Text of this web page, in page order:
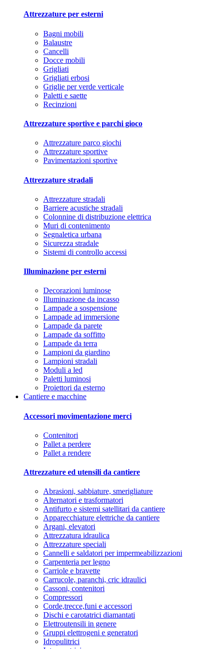
Attrezzature per esterni
Bagni mobili
Balaustre
Cancelli
Docce mobili
Grigliati
Grigliati erbosi
Griglie per verde verticale
Paletti e saette
Recinzioni
Attrezzature sportive e parchi gioco
Attrezzature parco giochi
Attrezzature sportive
Pavimentazioni sportive
Attrezzature stradali
Attrezzature stradali
Barriere acustiche stradali
Colonnine di distribuzione elettrica
Muri di contenimento
Segnaletica urbana
Sicurezza stradale
Sistemi di controllo accessi
Illuminazione per esterni
Decorazioni luminose
Illuminazione da incasso
Lampade a sospensione
Lampade ad immersione
Lampade da parete
Lampade da soffitto
Lampade da terra
Lampioni da giardino
Lampioni stradali
Moduli a led
Paletti luminosi
Proiettori da esterno
Cantiere e macchine
Accessori movimentazione merci
Contenitori
Pallet a perdere
Pallet a rendere
Attrezzature ed utensili da cantiere
Abrasioni, sabbiature, smerigliature
Alternatori e trasformatori
Antifurto e sistemi satellitari da cantiere
Apparecchiature elettriche da cantiere
Argani, elevatori
Attrezzatura idraulica
Attrezzature speciali
Cannelli e saldatori per impermeabilizzazioni
Carpenteria per legno
Carriole e bravette
Carrucole, paranchi, cric idraulici
Cassoni, contenitori
Compressori
Corde,trecce,funi e accessori
Dischi e carotatrici diamantati
Elettroutensili in genere
Gruppi elettrogeni e generatori
Idropulitrici